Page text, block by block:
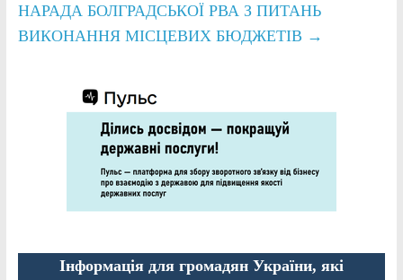
НАРАДА БОЛГРАДСЬКОЇ РВА З ПИТАНЬ
ВИКОНАННЯ МІСЦЕВИХ БЮДЖЕТІВ →
Інформація для громадян України, які